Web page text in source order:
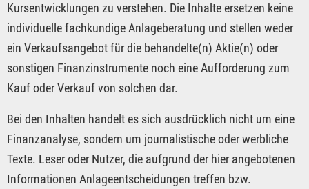
Kursentwicklungen zu verstehen. Die Inhalte ersetzen keine
individuelle fachkundige Anlageberatung und stellen weder
ein Verkaufsangebot für die behandelte(n) Aktie(n) oder
sonstigen Finanzinstrumente noch eine Aufforderung zum
Kauf oder Verkauf von solchen dar.
Bei den Inhalten handelt es sich ausdrücklich nicht um eine
Finanzanalyse, sondern um journalistische oder werbliche
Texte. Leser oder Nutzer, die aufgrund der hier angebotenen
Informationen Anlageentscheidungen treffen bzw.